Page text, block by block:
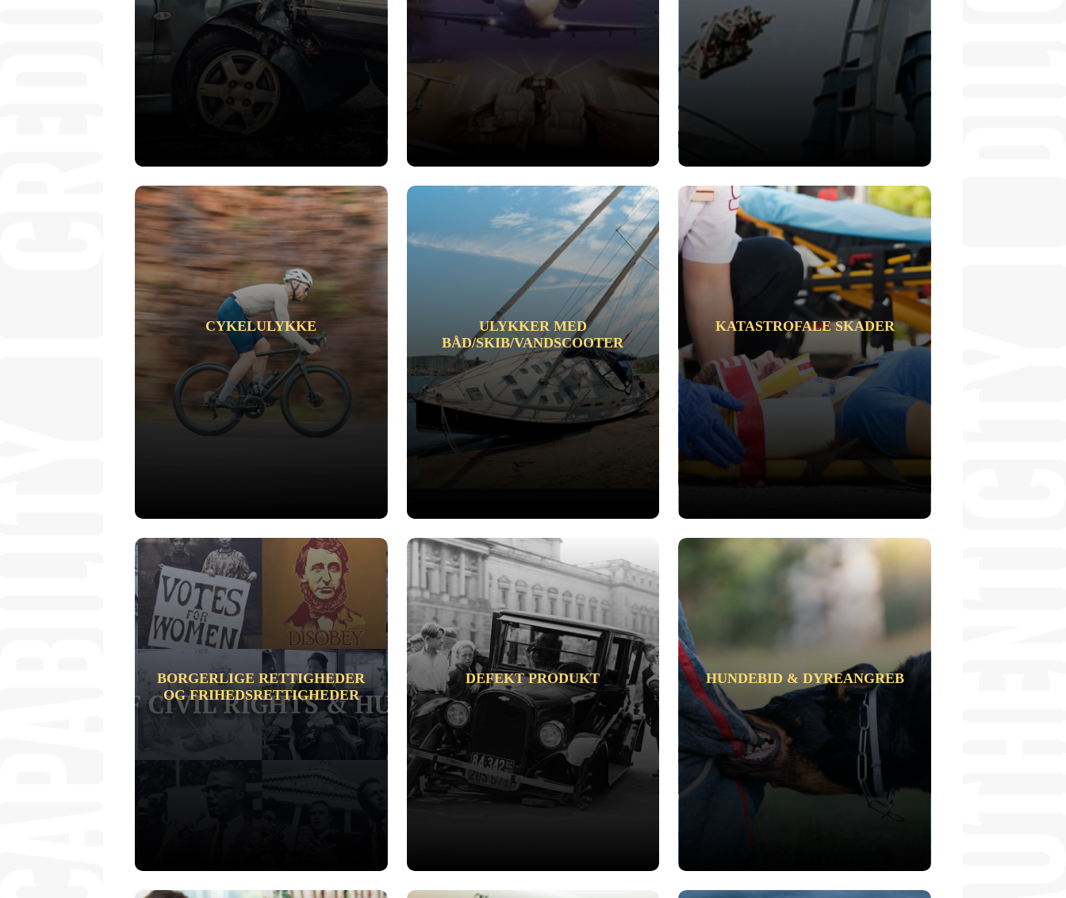
CYKELULYKKE
ULYKKER MED
BÅD/SKIB/VANDSCOOTER
KATASTROFALE SKADER
BORGERLIGE RETTIGHEDER
OG FRIHEDSRETTIGHEDER
DEFEKT PRODUKT HUNDEBID & DYREANGREB